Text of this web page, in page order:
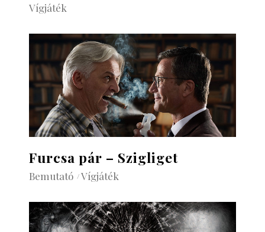
Vígjáték
Furcsa pár – Szigliget
Bemutató Vígjáték